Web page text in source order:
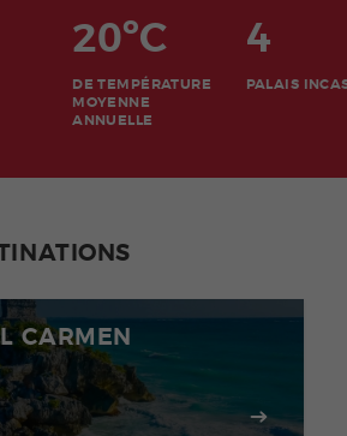
20ºC
DE TEMPÉRATURE
MOYENNE
ANNUELLE
4
PALAIS
CARMEN